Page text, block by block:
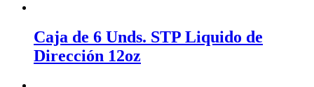
Caja de 6 Unds. STP Liquido de
Dirección 12oz